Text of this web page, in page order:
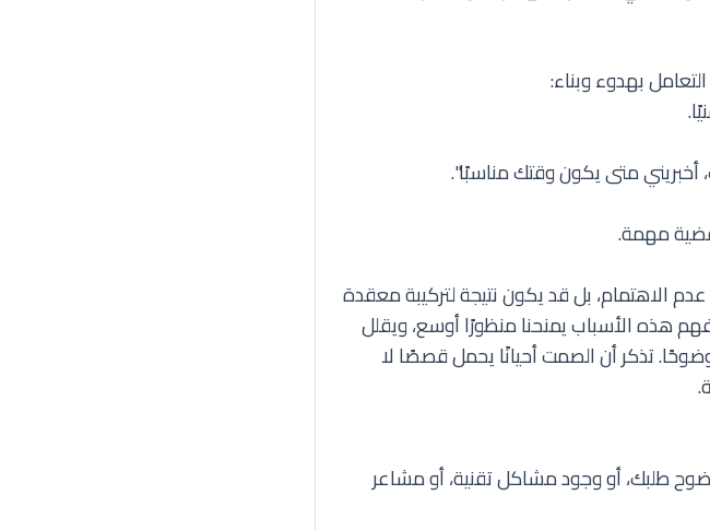
بهدوء وبناء:
أخبريني متى يكون وقتك مناسبًا".
مهمة.
الاهتمام، بل قد يكون نتيجة لتركيبة معقدة
فهم هذه الأسباب يمنحنا منظورًا أوسع، ويقلل
تذكر أن الصمت أحيانًا يحمل قصصًا لا
طلبك، أو وجود مشاكل تقنية، أو مشاعر